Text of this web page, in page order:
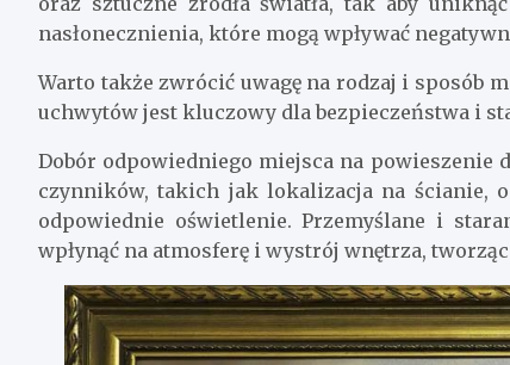
nasłonecznienia, które mogą wpływać
Warto także zwrócić uwagę na rodzaj i sposób
uchwytów jest kluczowy dla bezpieczeństwa i
Dobór odpowiedniego miejsca na
czynników, takich jak lokalizacja na ścianie,
odpowiednie oświetlenie. Przemyślane i
wpłynąć na atmosferę i wystrój wnętrza,